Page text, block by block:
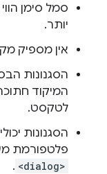
סמל סימן
יותר.
אין מספיק
הסגנונות
המיקוד
לטקסט.
הסגנונות
פלטפורמת
<dialog>
.